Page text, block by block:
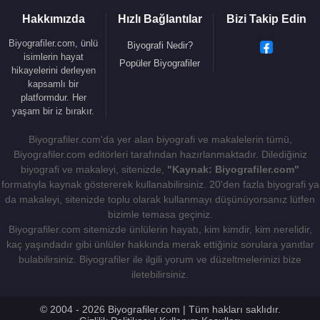
Hakkımızda
Biyografiler.com, ünlü
isimlerin hayat
hikayelerini derleyen
kapsamlı bir
platformdur. Her
yaşam bir iz bırakır.
Hızlı Bağlantılar
Biyografi Nedir?
Popüler Biyografiler
Bizi Takip Edin
Biyografiler.com'da yer alan biyografi ve makalelerin tümü,
Biyografiler.com editörleri tarafından hazırlanmaktadır. Dilediğiniz
biyografi ve makaleyi, sitenizde, "Kaynak: Biyografiler.com"
formatıyla kaynak göstererek kullanabilirsiniz. 20'den fazla biyografi ya
da makaleyi, sitenizde toplu olarak kullanmayı düşünüyorsanız lütfen
bizimle temasa geçiniz.
Biyografiler.com sitemizde ünlülerin hayatı, kim kimdir, kim nerelidir,
kaç yaşındadır gibi ünlüler hakkında merak ettiğiniz sorulara yanıtlar
bulabilirsiniz. Biyografiler ile ilgili yorum ve düzeltmelerinizi bize
iletebilirsiniz.
© 2004 - 2026 Biyografiler.com | Tüm hakları saklıdır.